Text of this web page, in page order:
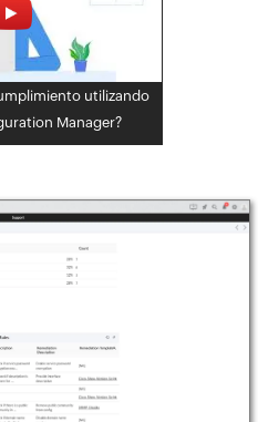
utilizando
Manager?